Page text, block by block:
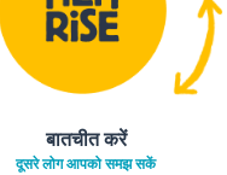
बातचीत करें
दूसरे लोग आपको समझ सकें